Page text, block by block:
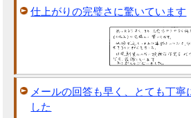
仕上がりの完璧さに驚いています
メールの回答も早く、とても丁寧
した